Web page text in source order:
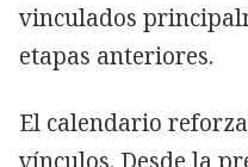
vinculados
etapas anteriores.
El calendario
vínculos. Desde la